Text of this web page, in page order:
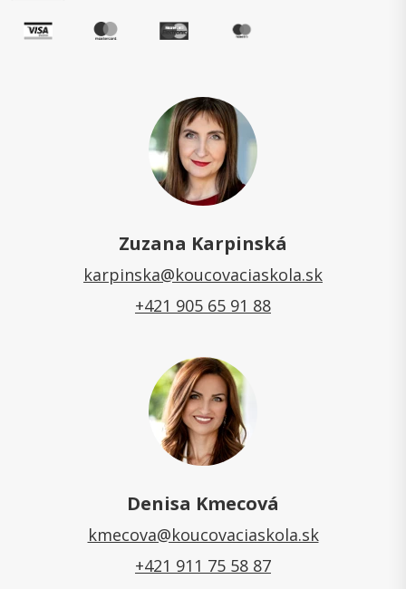
Zuzana Karpinská
karpinska@koucovaciaskola.sk
+421 905 65 91 88
Denisa Kmecová
kmecova@koucovaciaskola.sk
+421 911 75 58 87